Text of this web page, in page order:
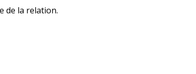
de la relation.